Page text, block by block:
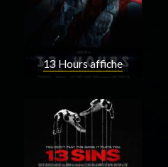
13 Hours affiche